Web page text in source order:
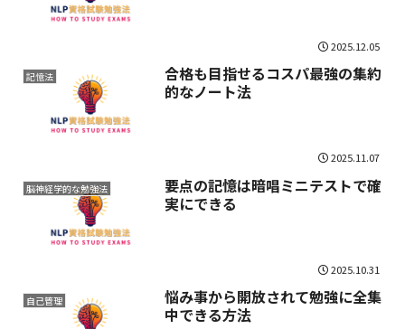
2025.12.05
記憶法
合格も目指せるコスパ最強の集約
的なノート法
2025.11.07
脳神経学的な勉強法
要点の記憶は暗唱ミニテストで確
実にできる
2025.10.31
自己管理
悩み事から開放されて勉強に全集
中できる方法